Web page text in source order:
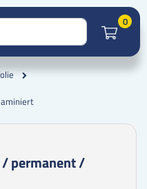
0
/ permanent /